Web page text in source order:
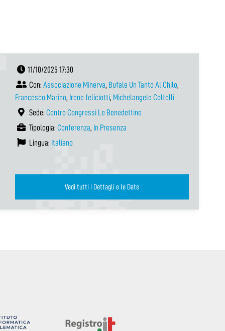
11/10/2025 17:30
Con: Associazione Minerva, Bufale Un Tanto Al Chilo,
Francesco Marino, Irene feliciotti, Michelangelo Coltelli
Sede: Centro Congressi Le Benedettine
Tipologia: Conferenza, In Presenza
Lingua: Italiano
Vedi tutti i Dettagli e le Date